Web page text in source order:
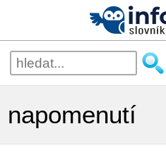
napomenutí